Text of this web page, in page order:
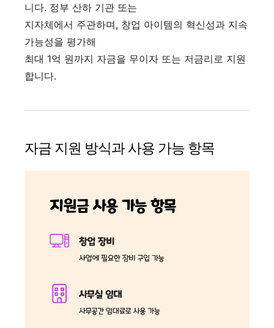
니다. 정부 산하 기관 또는
지자체에서 주관하며, 창업 아이템의 혁신성과 지속
가능성을 평가해
최대 1억 원까지 자금을 무이자 또는 저금리로 지원
합니다.
자금 지원 방식과 사용 가능 항목